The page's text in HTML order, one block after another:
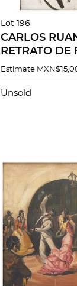
Lot 196
CARLOS
RETRATO
sobre tela.
Estimate
Unsold